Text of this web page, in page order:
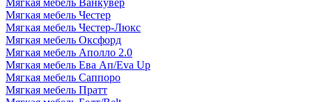
Мягкая мебель Ванкувер
Мягкая мебель Честер
Мягкая мебель Честер-Люкс
Мягкая мебель Оксфорд
Мягкая мебель Аполло 2.0
Мягкая мебель Ева Ап/Eva Up
Мягкая мебель Саппоро
Мягкая мебель Пратт